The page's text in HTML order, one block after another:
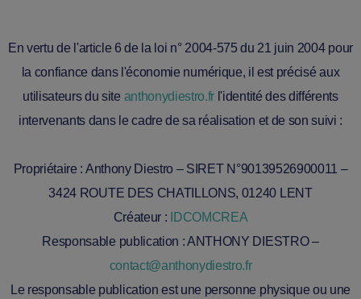
En vertu de l'article 6 de la loi n° 2004-575 du 21 juin 2004 pour
la confiance dans l'économie numérique, il est précisé aux
utilisateurs du site anthonydiestro.fr l'identité des différents
intervenants dans le cadre de sa réalisation et de son suivi :
Propriétaire : Anthony Diestro – SIRET N°90139526900011 –
3424 ROUTE DES CHATILLONS, 01240 LENT
Créateur :
IDCOMCREA
Responsable publication : ANTHONY DIESTRO –
contact@anthonydiestro.fr
Le responsable publication est une personne physique ou une